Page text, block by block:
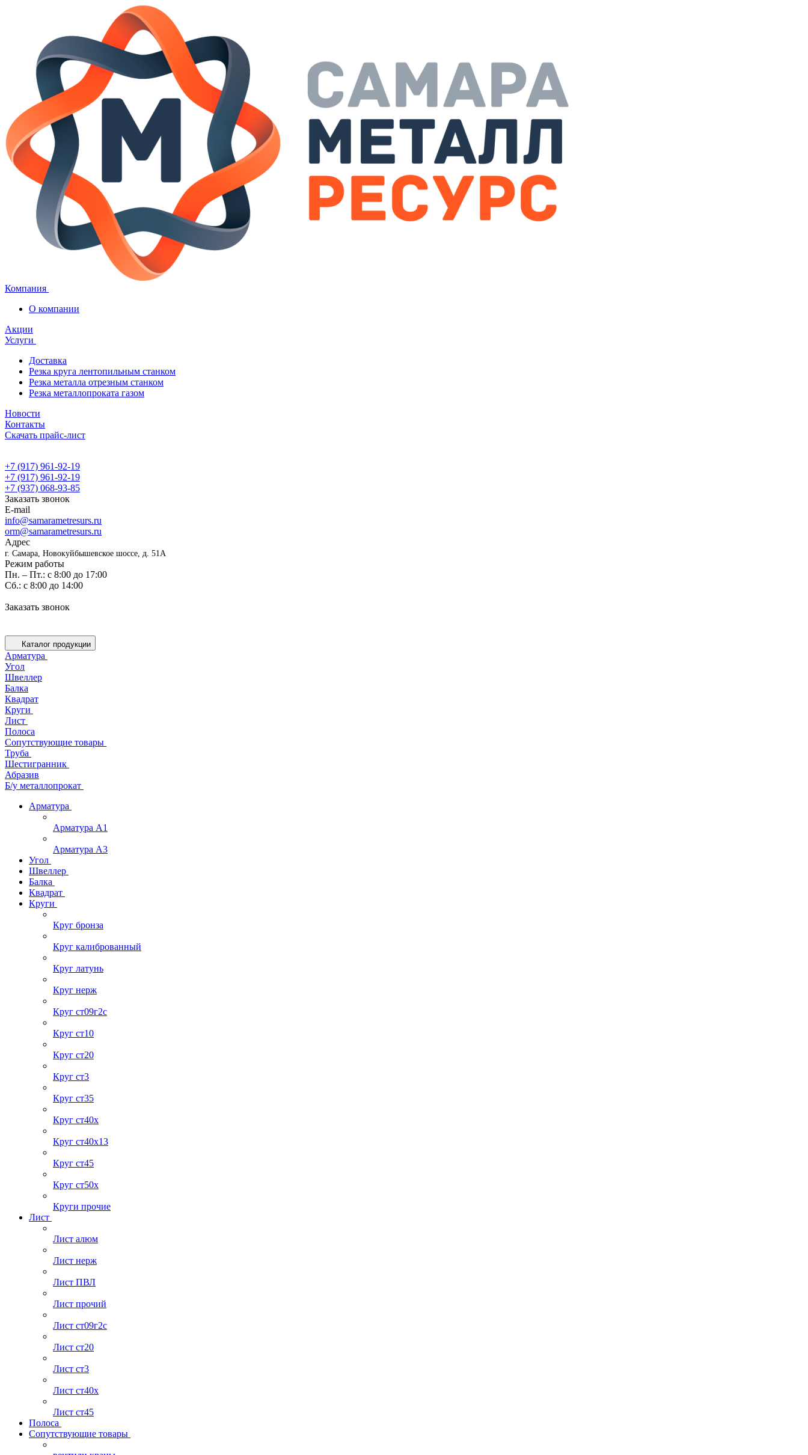
Компания
О компании
Акции
Услуги
Доставка
Резка круга лентопильным станком
Резка металла отрезным станком
Резка металлопроката газом
Новости
Контакты
Скачать прайс-лист
+7 (917) 961-92-19
+7 (917) 961-92-19
+7 (937) 068-93-85
Заказать звонок
E-mail
info@samarametresurs.ru
orm@samarametresurs.ru
Адрес
г. Самара, Новокуйбышевское шоссе, д. 51А
Режим работы
Пн. – Пт.: с 8:00 до 17:00
Cб.: с 8:00 до 14:00
Заказать звонок
Каталог продукции
Арматура
Угол
Швеллер
Балка
Квадрат
Круги
Лист
Полоса
Сопутствующие товары
Труба
Шестигранник
Абразив
Б/у металлопрокат
Арматура
Арматура А1
Арматура А3
Угол
Швеллер
Балка
Квадрат
Круги
Круг бронза
Круг калиброванный
Круг латунь
Круг нерж
Круг ст09г2с
Круг ст10
Круг ст20
Круг ст3
Круг ст35
Круг ст40х
Круг ст40х13
Круг ст45
Круг ст50х
Круги прочие
Лист
Лист алюм
Лист нерж
Лист ПВЛ
Лист прочий
Лист ст09г2с
Лист ст20
Лист ст3
Лист ст40х
Лист ст45
Полоса
Сопутствующие товары